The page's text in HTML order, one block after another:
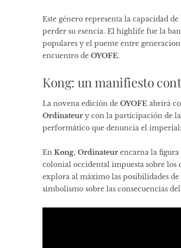
Este género representa la capacidad
perder su esencia. El highlife fue la
populares y el puente entre
encuentro de OYOFE.
Kong: un manifiesto
La novena edición de OYOFE abrirá
Ordinateur y con la participación de
performático que denuncia el
En Kong, Ordinateur encarna la figura
colonial occidental impuesta sobre los
explora al máximo las posibilidades
simbolismo sobre las consecuencias